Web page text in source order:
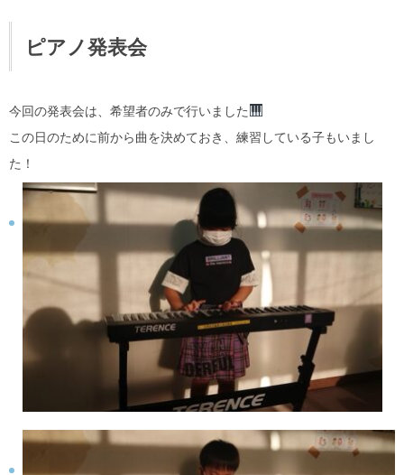
ピアノ発表会
今回の発表会は、希望者のみで行いました
この日のために前から曲を決めておき、練習している子もいまし
た！